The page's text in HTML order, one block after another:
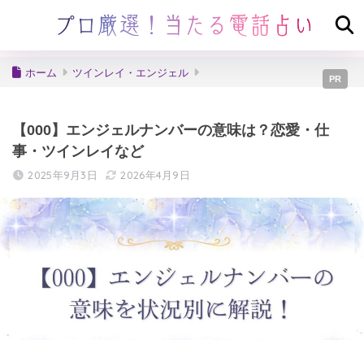
PR
ホーム ツインレイ・エンジェル
【000】エンジェルナンバーの意味は？恋愛・仕
事・ツインレイなど
2025年9月3日 2026年4月9日